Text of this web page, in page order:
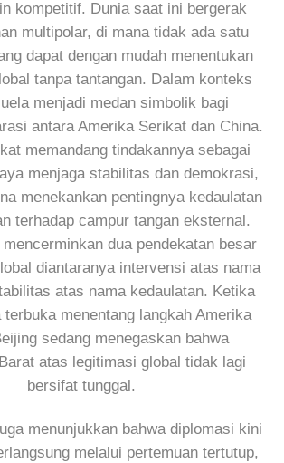
kompetitif. Dunia saat ini bergerak
multipolar, di mana tidak ada satu
dapat dengan mudah menentukan
tanpa tantangan. Dalam konteks
menjadi medan simbolik bagi
antara Amerika Serikat dan China.
memandang tindakannya sebagai
menjaga stabilitas dan demokrasi,
menekankan pentingnya kedaulatan
terhadap campur tangan eksternal.
mencerminkan dua pendekatan besar
diantaranya intervensi atas nama
atas nama kedaulatan. Ketika
terbuka menentang langkah Amerika
sedang menegaskan bahwa
atas legitimasi global tidak lagi
bersifat tunggal.
menunjukkan bahwa diplomasi kini
melalui pertemuan tertutup,